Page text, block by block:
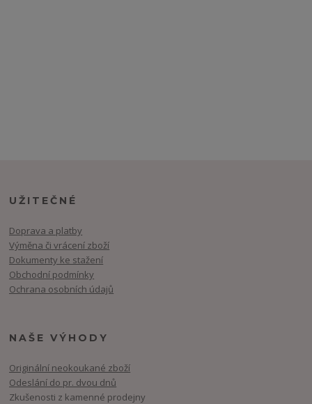
UŽITEČNÉ
Doprava a platby
Výměna či vrácení zboží
Dokumenty ke stažení
Obchodní podmínky
Ochrana osobních údajů
NAŠE VÝHODY
Originální neokoukané zboží
Odeslání do pr. dvou dnů
Zkušenosti z kamenné prodejny